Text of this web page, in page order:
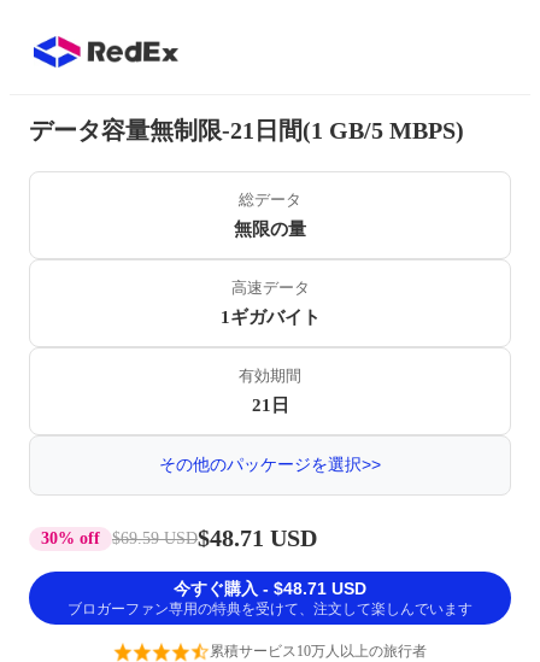
データ容量無制限-21日間(1 GB/5 MBPS)
総データ
無限の量
高速データ
1ギガバイト
有効期間
21日
その他のパッケージを選択>>
30% off $69.59 USD$48.71 USD
今すぐ購入 - $48.71 USD
ブロガーファン専用の特典を受けて、注文して楽しんでいます
累積サービス10万人以上の旅行者